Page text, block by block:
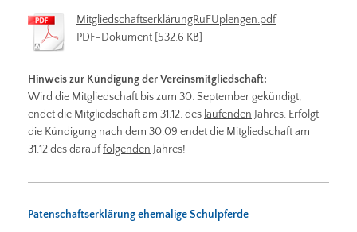
MitgliedschaftserklärungRuFUplengen.pdf
PDF-Dokument [532.6 KB]
Hinweis zur Kündigung der Vereinsmitgliedschaft:
Wird die Mitgliedschaft bis zum 30. September gekündigt,
endet die Mitgliedschaft am 31.12. des laufenden Jahres. Erfolgt
die Kündigung nach dem 30.09 endet die Mitgliedschaft am
31.12 des darauffolgenden Jahres!
Patenschaftserklärung ehemalige Schulpferde